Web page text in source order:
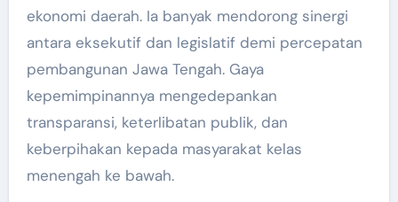
ekonomi daerah. Ia banyak mendorong sinergi
antara eksekutif dan legislatif demi percepatan
pembangunan Jawa Tengah. Gaya
kepemimpinannya mengedepankan
transparansi, keterlibatan publik, dan
keberpihakan kepada masyarakat kelas
menengah ke bawah.